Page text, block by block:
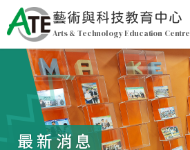
藝術與科技教育中心
Arts & Technology Education Centre
最新消息